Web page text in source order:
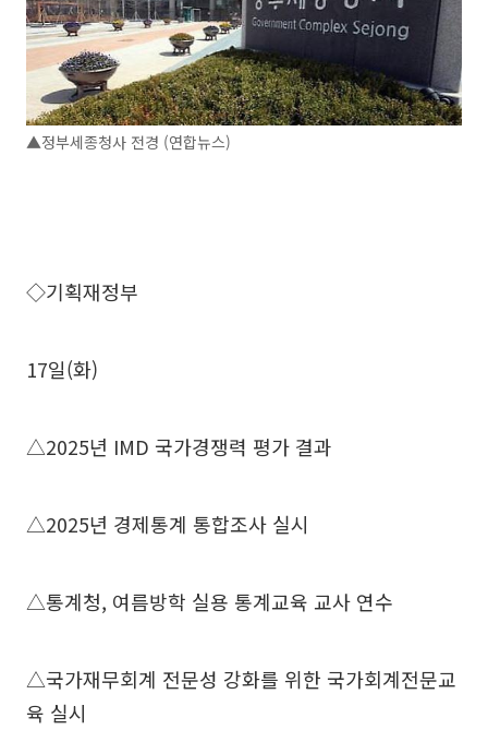
▲정부세종청사 전경 (연합뉴스)
◇기획재정부
17일(화)
△2025년 IMD 국가경쟁력 평가 결과
△2025년 경제통계 통합조사 실시
△통계청, 여름방학 실용 통계교육 교사 연수
△국가재무회계 전문성 강화를 위한 국가회계전문교
육 실시